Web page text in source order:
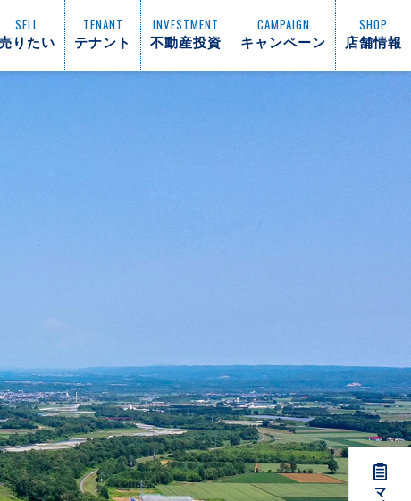
SELL
りたい
TENANT
テナント
INVESTMENT
不動産投資
CAMPAIGN
キャンペーン
SHOP
店舗情報